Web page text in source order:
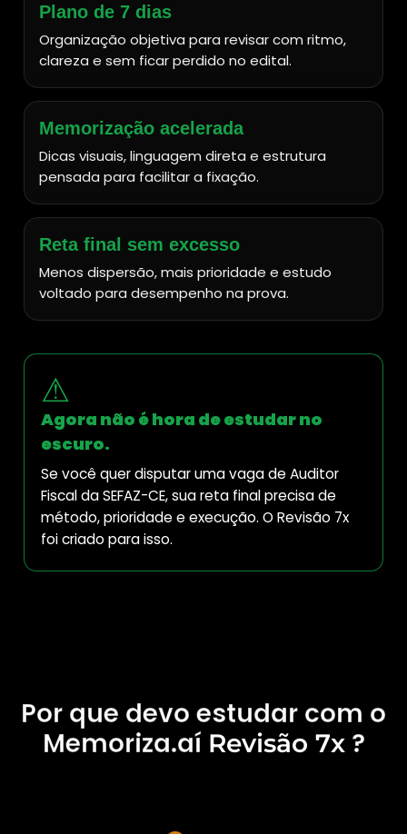
Plano de 7 dias
Organização objetiva para revisar com ritmo,
clareza e sem ficar perdido no edital.
Memorização acelerada
Dicas visuais, linguagem direta e estrutura
pensada para facilitar a fixação.
Reta final sem excesso
Menos dispersão, mais prioridade e estudo
voltado para desempenho na prova.
⚠
Agora não é hora de estudar no
escuro.
Se você quer disputar uma vaga de Auditor
Fiscal da SEFAZ-CE, sua reta final precisa de
método, prioridade e execução. O Revisão 7x
foi criado para isso.
Por que devo estudar com o
Memoriza.aí Revisão 7x ?